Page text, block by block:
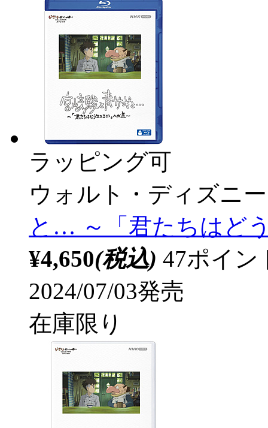
ラッピング可
ウォルト・ディズニ
と… ～「君たちはど
¥4,650(税込) 47ポイ
2024/07/03発売
在庫限り